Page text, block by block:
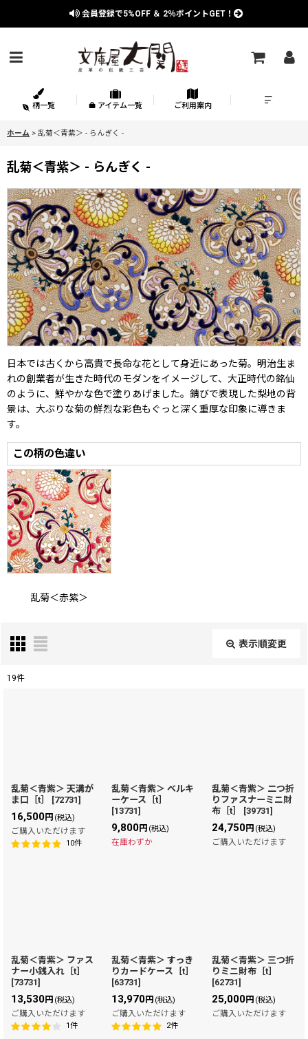
会員登録で5%OFF ＆ 2％ポイントGET！
柄一覧 アイテム一覧 ご利用案内
ホーム > 乱菊＜青紫＞ - らんぎく -
乱菊＜青紫＞ - らんぎく -
日本では古くから高貴で長命な花として身近にあった菊。明治生ま
れの創業者が生きた時代のモダンをイメージして、大正時代の銘仙
のように、鮮やかな色で塗りあげました。錆びで表現した梨地の背
景は、大ぶりな菊の鮮烈な彩色もぐっと深く重厚な印象に導きま
す。
この柄の色違い
乱菊＜赤紫＞
表示順変更
絞り込む
19件
乱菊＜青紫＞ 天溝が
ま口［t］
[72731]
16,500円 (税込)
ご購入いただけます
10件
乱菊＜青紫＞ ベルキ
ーケース［t］
[13731]
9,800円 (税込)
在庫わずか
乱菊＜青紫＞ 二つ折
りファスナーミニ財
布［t］
[39731]
24,750円 (税込)
ご購入いただけます
乱菊＜青紫＞ ファス
ナー小銭入れ［t］
[73731]
13,530円 (税込)
ご購入いただけます
1件
乱菊＜青紫＞ すっき
りカードケース［t］
[63731]
13,970円 (税込)
ご購入いただけます
2件
乱菊＜青紫＞ 三つ折
りミニ財布［t］
[62731]
25,000円 (税込)
ご購入いただけます